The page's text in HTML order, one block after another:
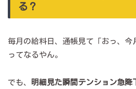
る？
毎月の給料日、通帳見て「おっ、今
ってなるやん。
でも、 明細見た瞬間テンション急降